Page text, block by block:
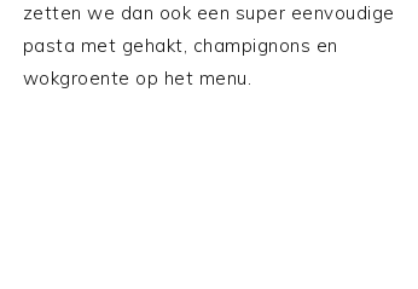
zetten we dan ook een super eenvoudige
pasta met gehakt, champignons en
wokgroente op het menu.